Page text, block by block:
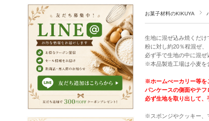
お菓子材料のKIKUYA
生地に混ぜ込み焼くだけ
粉に対し約20％程混ぜ、
必ず手で生地の中に混ぜ
※本品製造工場は小麦を
※ホームべーカリー等を
パンケースの側面やテフ
必ず生地を取り出して、
※スポンジやクッキー、